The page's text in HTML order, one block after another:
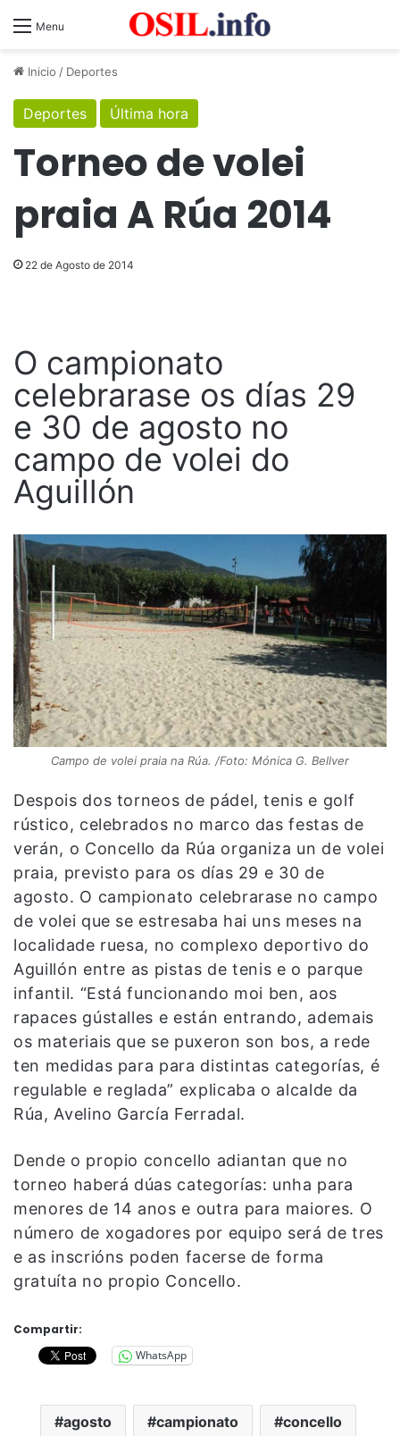
Menu
Inicio / Deportes
Deportes Última hora
Torneo de volei
praia A Rúa 2014
22 de Agosto de 2014
O campionato
celebrarase os días 29
e 30 de agosto no
campo de volei do
Aguillón
Campo de volei praia na Rúa. /Foto: Mónica G. Bellver
Despois dos torneos de pádel, tenis e golf
rústico, celebrados no marco das festas de
verán, o Concello da Rúa organiza un de volei
praia, previsto para os días 29 e 30 de
agosto. O campionato celebrarase no campo
de volei que se estresaba hai uns meses na
localidade ruesa, no complexo deportivo do
Aguillón entre as pistas de tenis e o parque
infantil. “Está funcionando moi ben, aos
rapaces gústalles e están entrando, ademais
os materiais que se puxeron son bos, a rede
ten medidas para para distintas categorías, é
regulable e reglada” explicaba o alcalde da
Rúa, Avelino García Ferradal.
Dende o propio concello adiantan que no
torneo haberá dúas categorías: unha para
menores de 14 anos e outra para maiores. O
número de xogadores por equipo será de tres
e as inscrións poden facerse de forma
gratuíta no propio Concello.
Compartir:
WhatsApp
agosto campionato concello